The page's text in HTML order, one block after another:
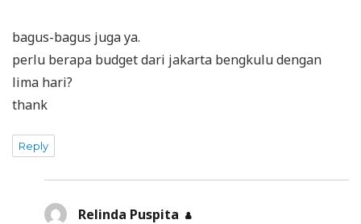
bagus-bagus juga ya.
perlu berapa budget dari jakarta bengkulu dengan
lima hari?
thank
Reply
Relinda Puspita says: